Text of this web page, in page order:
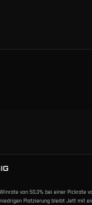
von 50.3% bei einer Pickrate
Platzierung bleibt Jett mit